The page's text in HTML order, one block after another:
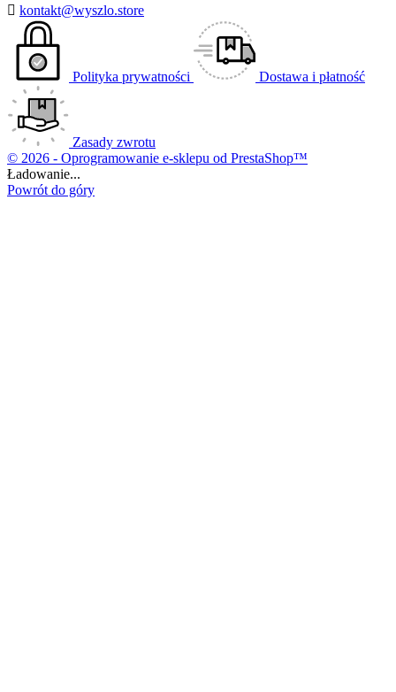
 kontakt@wyszlo.store
Polityka prywatności Dostawa i płatność
Zasady zwrotu
© 2026 - Oprogramowanie e-sklepu od PrestaShop™
Ładowanie...
Powrót do góry